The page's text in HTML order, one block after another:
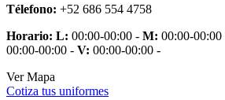
Télefono: +52 686 554 4758
Horario: L: 00:00-00:00 - M: 00:00-00:00
00:00-00:00 - V: 00:00-00:00 -
Ver Mapa
Cotiza tus uniformes